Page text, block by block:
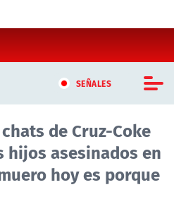
SEÑALES
de Cruz-Coke
hijos asesinados en
hoy es porque